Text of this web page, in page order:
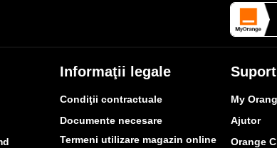
Informaţii legale
Condiţii contractuale
Documente necesare
Termeni utilizare magazin online
Suport
My
Ajutor
Orange